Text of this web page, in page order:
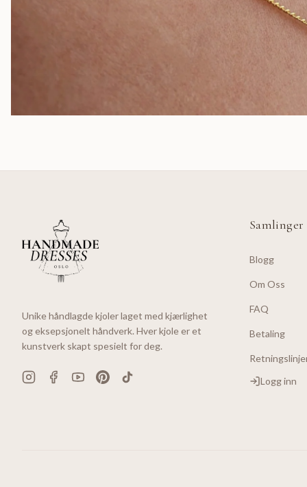
Unike håndlagde kjoler laget med kjærlighet
og eksepsjonelt håndverk. Hver kjole er et
kunstverk skapt spesielt for deg.
Samlinger
Blogg
Om Oss
FAQ
Betaling
Logg inn